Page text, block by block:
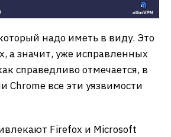
надо иметь в виду. Это
а значит, уже исправленных
справедливо отмечается, в
Chrome все эти уязвимости
Firefox и Microsoft